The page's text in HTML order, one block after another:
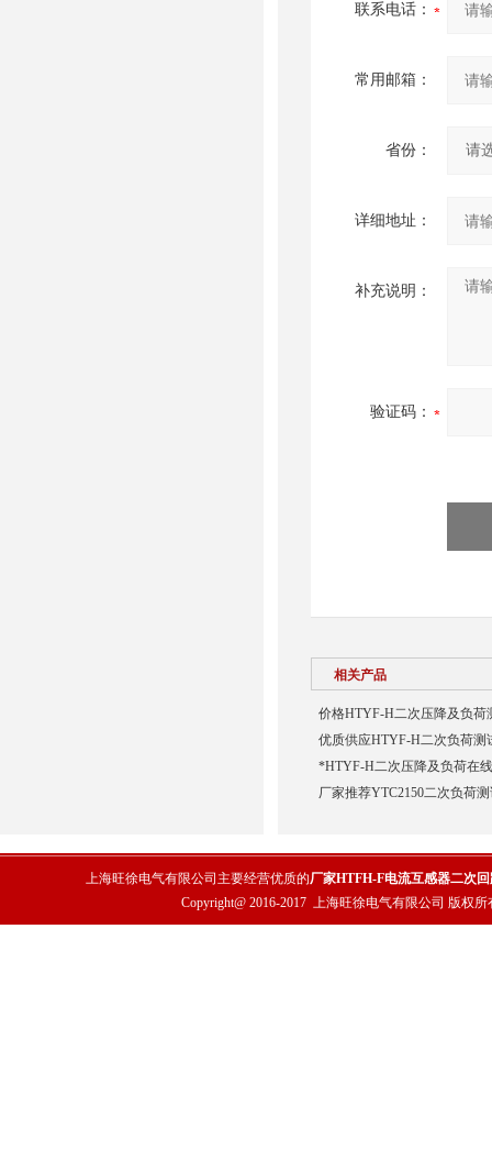
联系电话：
常用邮箱：
省份：
详细地址：
补充说明：
验证码：
相关产品
价格HTYF-H二次压降及负荷
优质供应HTYF-H二次负荷测
*HTYF-H二次压降及负荷在
厂家推荐YTC2150二次负荷
上海旺徐电气有限公司主要经营优质的厂家HTFH-F电流互感器二次
Copyright@ 2016-2017 上海旺徐电气有限公司 版权